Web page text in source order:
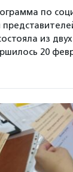
по
из
20